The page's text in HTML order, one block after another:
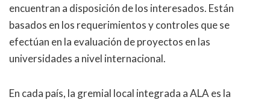
encuentran a disposición de los interesados. Están
basados en los requerimientos y controles que se
efectúan en la evaluación de proyectos en las
universidades a nivel internacional.
En cada país, la gremial local integrada a ALA es la